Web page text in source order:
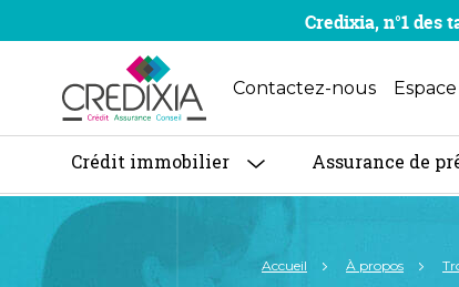
Credixia, n°1 des
Contactez-nous
Crédit immobilier Assurance de
Accueil À propos